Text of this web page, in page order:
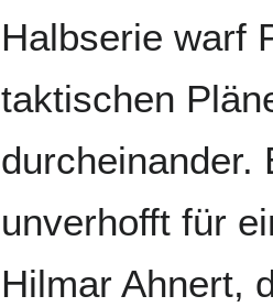
Halbserie warf
taktischen
durcheinander.
unverhofft für
Hilmar Ahnert,